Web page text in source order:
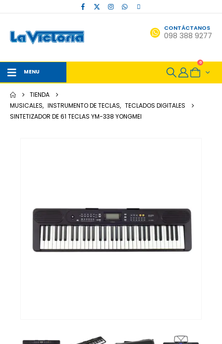
CONTÁCTANOS
098 388 9277
MENU
0
TIENDA
MUSICALES, INSTRUMENTO DE TECLAS, TECLADOS DIGITALES
SINTETIZADOR DE 61 TECLAS YM-338 YONGMEI